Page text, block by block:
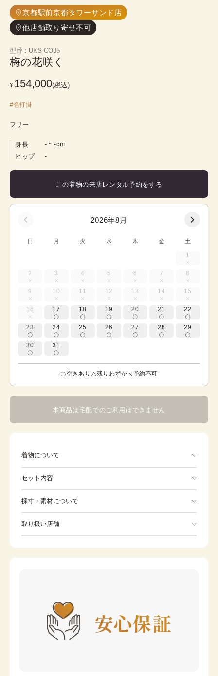
京都駅前京都タワーサンド店
他店舗取り寄せ不可
型番 ： UKS-CO35
梅の花咲く
¥ 154,000(税込)
#色打掛
フリー
身長 - ~ -cm
ヒップ -
この着物の来店レンタル予約をする
2026年8月
日 月 火 水 木 金 土
1
2 3 4 5 6 7 8
9 10 11 12 13 14 15
16 17 18 19 20 21 22
23 24 25 26 27 28 29
30 31
空きあり 残りわずか 予約不可
本商品は宅配でのご利用はできません
着物について
縁起のよい鶴や御所車の刺繡があしらわれたお衣装です。
ます。
セット内容
※着付けに必要な一式をすべて含みます。
採寸・素材について
身丈 -
取り扱い店舗